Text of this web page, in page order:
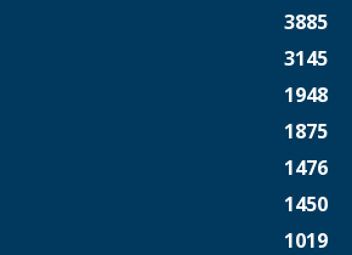
3885
3145
1948
1875
1476
1450
1019